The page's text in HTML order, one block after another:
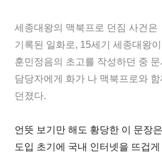
세종대왕의 맥북프로 던짐 사건은
기록된 일화로, 15세기 세종대왕
훈민정음의 초고를 작성하던 중
담당자에게 화가 나 맥북프로와
던졌다.
언뜻 보기만 해도 황당한 이 문장
도입 초기에 국내 인터넷을 뜨겁게